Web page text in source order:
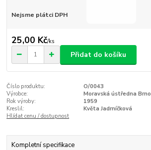
Nejsme plátci DPH
25,00 Kč/ks
Přidat do košíku
Číslo produktu:
O/0043
Výrobce:
Moravská ústředna Brno
Rok výroby:
1959
Kreslil:
Květa Jadrníčková
Hlídat cenu / dostupnost
Kompletní specifikace